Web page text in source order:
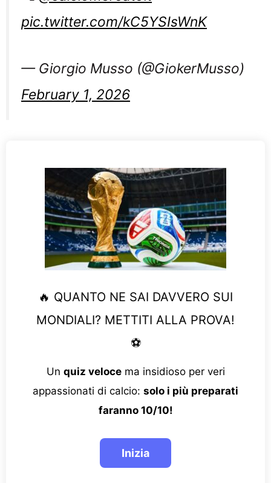
pic.twitter.com/kC5YSIsWnK
— Giorgio Musso (@GiokerMusso)
February 1, 2026
🔥 QUANTO NE SAI DAVVERO SUI
MONDIALI? METTITI ALLA PROVA!
⚽
Un quiz velocema insidioso per veri
appassionati di calcio: solo i più preparati
faranno 10/10!